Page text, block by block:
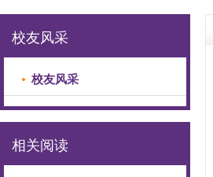
校友风采
校友风采
相关阅读